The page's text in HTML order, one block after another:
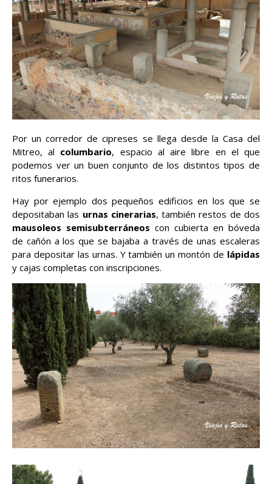
Por un corredor de cipreses se llega desde la Casa del
Mitreo, al columbario, espacio al aire libre en el que
podemos ver un buen conjunto de los distintos tipos de
ritos funerarios.
Hay por ejemplo dos pequeños edificios en los que se
depositaban las urnas cinerarias, también restos de dos
mausoleos semisubterráneos con cubierta en bóveda
de cañón a los que se bajaba a través de unas escaleras
para depositar las urnas. Y también un montón de lápidas
y cajas completas con inscripciones.